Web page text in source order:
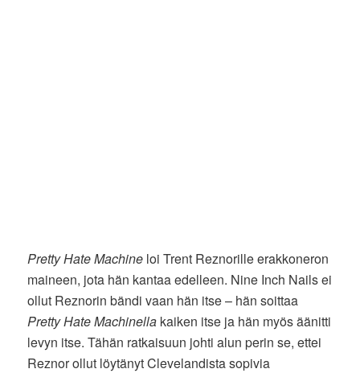
Pretty Hate Machine loi Trent Reznorille erakkoneron
maineen, jota hän kantaa edelleen. Nine Inch Nails ei
ollut Reznorin bändi vaan hän itse – hän soittaa
Pretty Hate Machinella kaiken itse ja hän myös äänitti
levyn itse. Tähän ratkaisuun johti alun perin se, ettei
Reznor ollut löytänyt Clevelandista sopivia